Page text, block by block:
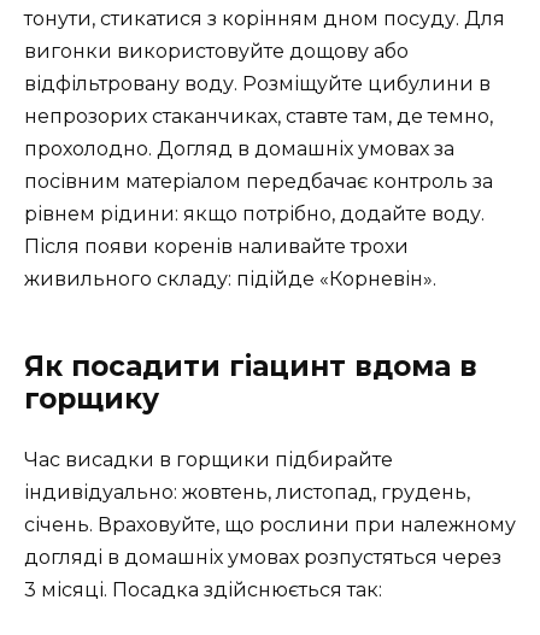
тонути, стикатися з корінням дном посуду. Для
вигонки використовуйте дощову або
відфільтровану воду. Розміщуйте цибулини в
непрозорих стаканчиках, ставте там, де темно,
прохолодно. Догляд в домашніх умовах за
посівним матеріалом передбачає контроль за
рівнем рідини: якщо потрібно, додайте воду.
Після появи коренів наливайте трохи
живильного складу: підійде «Корневін».
Як посадити гіацинт вдома в
горщику
Час висадки в горщики підбирайте
індивідуально: жовтень, листопад, грудень,
січень. Враховуйте, що рослини при належному
догляді в домашніх умовах розпустяться через
3 місяці. Посадка здійснюється так: